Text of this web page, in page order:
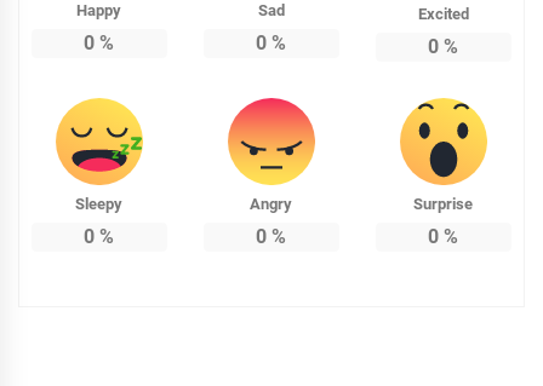
Happy
0 %
Sad
0 %
Excited
0 %
Sleepy
0 %
Angry
0 %
Surprise
0 %